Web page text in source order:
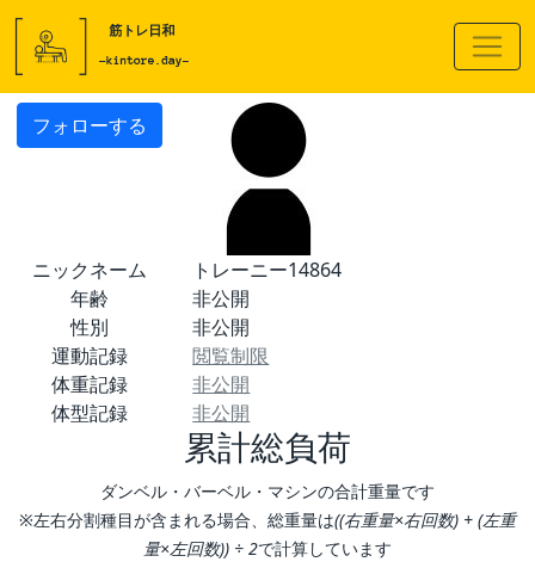
フォローする
ニックネーム
トレーニー14864
年齢
非公開
性別
非公開
運動記録
閲覧制限
体重記録
非公開
体型記録
非公開
累計総負荷
ダンベル・バーベル・マシンの合計重量です
※左右分割種目が含まれる場合、総重量は((右重量×右回数) + (左重
量×左回数)) ÷ 2で計算しています